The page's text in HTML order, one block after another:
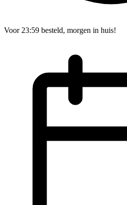
Voor 23:59 besteld, morgen in huis!